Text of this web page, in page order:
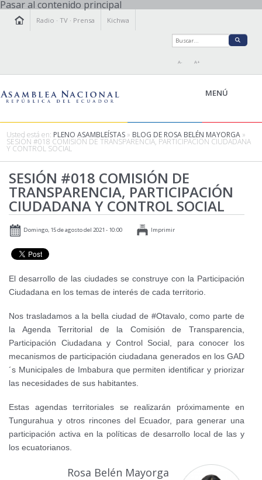
Pasar al contenido principal
Radio ·TV · Prensa Kichwa
A- A+
MENÚ
LEGISLAMOS
FISCALIZAMOS
TRANSPARENCIA
PRENSA
PARTICIPACIÓN
AGENDA
Usted está en: PLENO ASAMBLEÍSTAS » BLOG DE ROSA BELÉN MAYORGA »
SESIÓN #018 COMISIÓN DE TRANSPARENCIA, PARTICIPACIÓN CIUDADANA
Y CONTROL SOCIAL
SESIÓN #018 COMISIÓN DE
TRANSPARENCIA, PARTICIPACIÓN
CIUDADANA Y CONTROL SOCIAL
Domingo, 15 de agosto del 2021 - 10:00 Imprimir
El desarrollo de las ciudades se construye con la Participación
Ciudadana en los temas de interés de cada territorio.
Nos trasladamos a la bella ciudad de #Otavalo, como parte de
la Agenda Territorial de la Comisión de Transparencia,
Participación Ciudadana y Control Social, para conocer los
mecanismos de participación ciudadana generados en los GAD
´s Municipales de Imbabura que permiten identificar y priorizar
las necesidades de sus habitantes.
Estas agendas territoriales se realizarán próximamente en
Tungurahua y otros rincones del Ecuador, para generar una
participación activa en la políticas de desarrollo local de las y
los ecuatorianos.
Rosa Belén Mayorga